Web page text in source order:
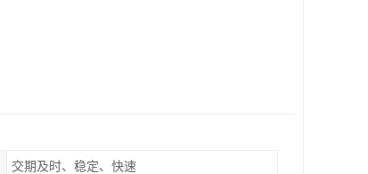
交期及时、稳定、快速